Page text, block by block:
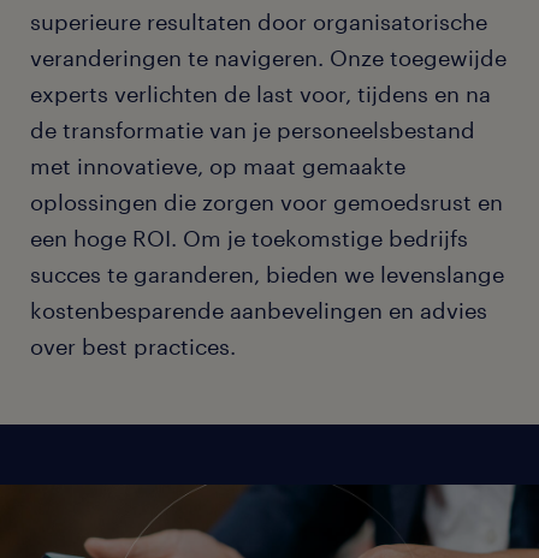
superieure resultaten door organisatorische
veranderingen te navigeren. Onze toegewijde
experts verlichten de last voor, tijdens en na
de transformatie van je personeelsbestand
met innovatieve, op maat gemaakte
oplossingen die zorgen voor gemoedsrust en
een hoge ROI. Om je toekomstige bedrijfs
succes te garanderen, bieden we levenslange
kostenbesparende aanbevelingen en advies
over best practices.